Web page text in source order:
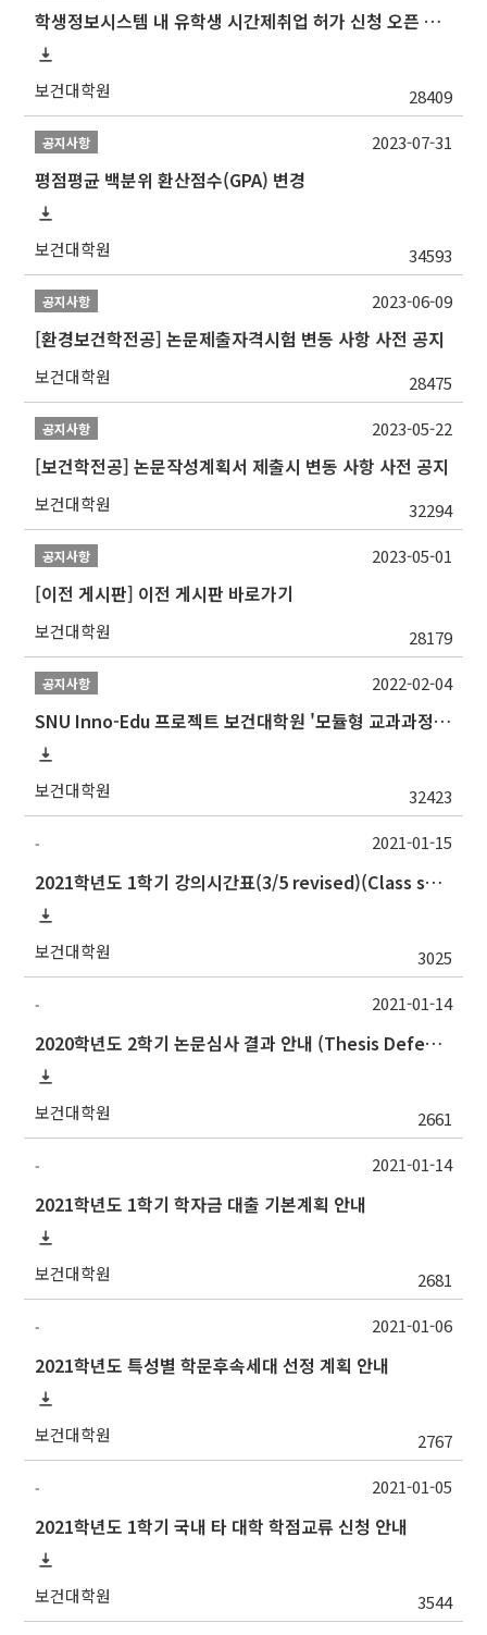
학생정보시스템 내 유학생 시간제취업 허가 신청 오픈 안내
보건대학원 28409
공지사항
평점평균 백분위 환산점수(GPA) 변경
보건대학원 34593
2023-07-31
공지사항
[환경보건학전공] 논문제출자격시험 변동 사항 사전 공지
보건대학원 28475
2023-06-09
공지사항
[보건학전공] 논문작성계획서 제출시 변동 사항 사전 공지
보건대학원 32294
2023-05-22
공지사항
[이전 게시판] 이전 게시판 바로가기
보건대학원 28179
2023-05-01
공지사항
SNU Inno-Edu 프로젝트 보건대학원 '모듈형 교과과정' 안내(revised 2022/2/28)
보건대학원 32423
2022-02-04
-
2021학년도 1학기 강의시간표(3/5 revised)(Class schedule, 2021 Spring semester)
보건대학원 3025
2021-01-15
-
2020학년도 2학기 논문심사 결과 안내 (Thesis Defense Result)
보건대학원 2661
2021-01-14
-
2021학년도 1학기 학자금 대출 기본계획 안내
보건대학원 2681
2021-01-14
-
2021학년도 특성별 학문후속세대 선정 계획 안내
보건대학원 2767
2021-01-06
-
2021학년도 1학기 국내 타 대학 학점교류 신청 안내
보건대학원 3544
2021-01-05